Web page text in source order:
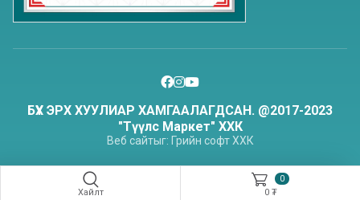
БҮХ ЭРХ ХУУЛИАР ХАМГААЛАГДСАН. @2017-2023
"Түүлс Маркет" ХХК
Веб сайтыг: Грийн софтХХК
Хайлт
0
0 ₮